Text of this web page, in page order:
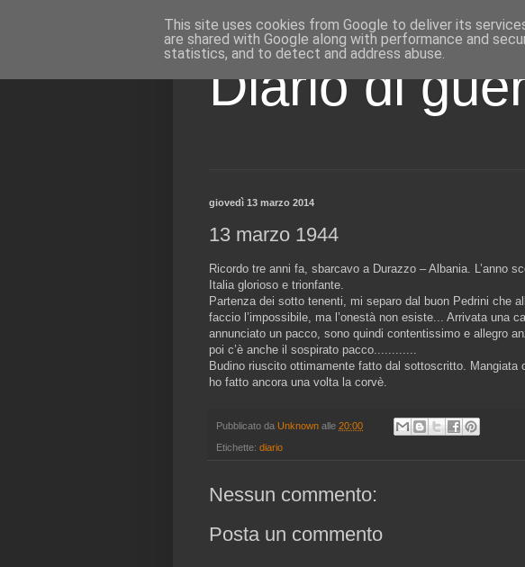
Diario di
giovedì 13 marzo 2014
13 marzo 1944
Ricordo tre anni fa, sbarcavo a Durazzo – Albania. L’anno
Italia glorioso e trionfante.
Partenza dei sotto tenenti, mi separo dal buon Pedrini che
faccio l’impossibile, ma l’onestà non esiste... Arrivata una
annunciato un pacco, sono quindi contentissimo e allegro
poi c’è anche il sospirato pacco............
Budino riuscito ottimamente fatto dal sottoscritto. Mangiata
ho fatto ancora una volta la corvè.
Pubblicato da Unknown alle 20:00
Etichette: diario
Nessun commento:
Posta un commento
This site uses cookies from Google to deliver its
are shared with Google along with performance and
statistics, and to detect and address abuse.